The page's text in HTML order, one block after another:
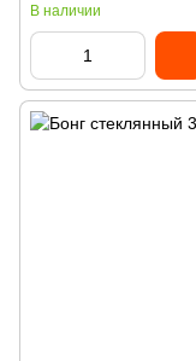
В наличии